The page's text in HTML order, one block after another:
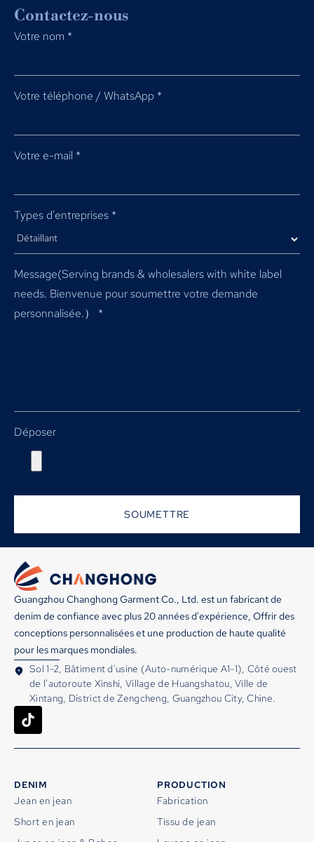
Contactez-nous
Votre nom *
Votre téléphone / WhatsApp *
Votre e-mail *
Types d'entreprises *
Message(Serving brands & wholesalers with white label
needs. Bienvenue pour soumettre votre demande
personnalisée.）
*
Déposer
SOUMETTRE
Guangzhou Changhong Garment Co., Ltd. est un fabricant de
denim de confiance avec plus 20 années d'expérience, Offrir des
conceptions personnalisées et une production de haute qualité
pour les marques mondiales.
Sol 1-2, Bâtiment d'usine (Auto-numérique A1-1), Côté ouest
de l'autoroute Xinshi, Village de Huangshatou, Ville de
Xintang, District de Zengcheng, Guangzhou City, Chine.
DENIM
Jean en jean
Short en jean
PRODUCTION
Fabrication
Tissu de jean